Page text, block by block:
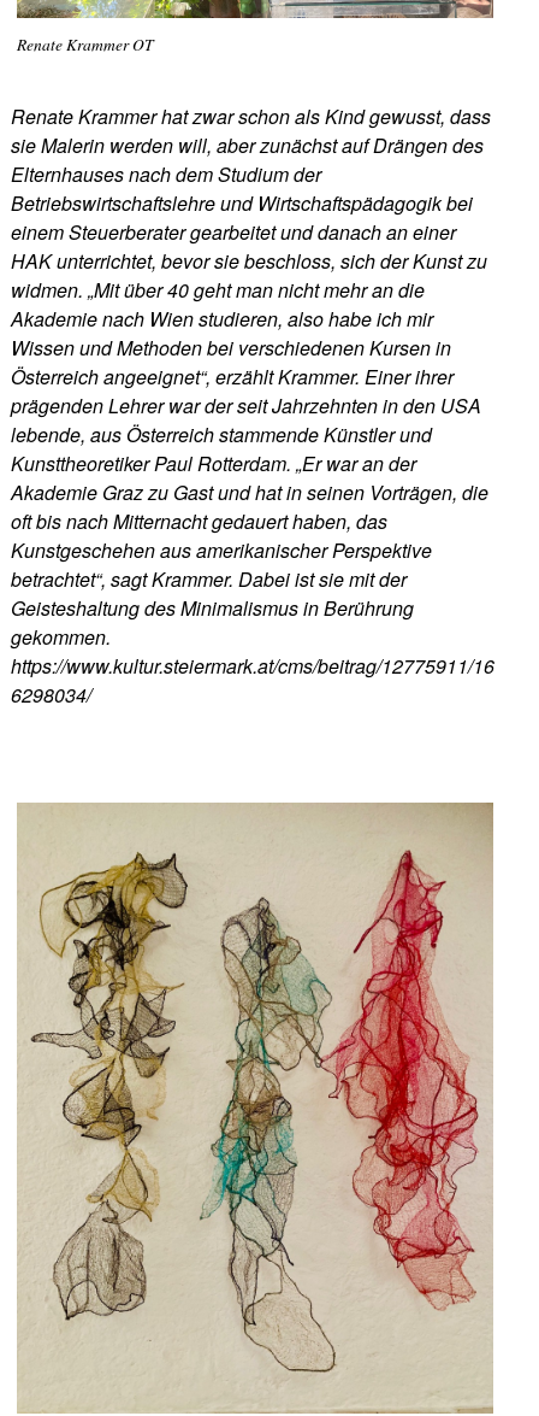
Renate Krammer OT
Renate Krammer hat zwar schon als Kind gewusst, dass
sie Malerin werden will, aber zunächst auf Drängen des
Elternhauses nach dem Studium der
Betriebswirtschaftslehre und Wirtschaftspädagogik bei
einem Steuerberater gearbeitet und danach an einer
HAK unterrichtet, bevor sie beschloss, sich der Kunst zu
widmen. „Mit über 40 geht man nicht mehr an die
Akademie nach Wien studieren, also habe ich mir
Wissen und Methoden bei verschiedenen Kursen in
Österreich angeeignet“, erzählt Krammer. Einer ihrer
prägenden Lehrer war der seit Jahrzehnten in den USA
lebende, aus Österreich stammende Künstler und
Kunsttheoretiker Paul Rotterdam. „Er war an der
Akademie Graz zu Gast und hat in seinen Vorträgen, die
oft bis nach Mitternacht gedauert haben, das
Kunstgeschehen aus amerikanischer Perspektive
betrachtet“, sagt Krammer. Dabei ist sie mit der
Geisteshaltung des Minimalismus in Berührung
gekommen.
https://www.kultur.steiermark.at/cms/beitrag/12775911/16
6298034/